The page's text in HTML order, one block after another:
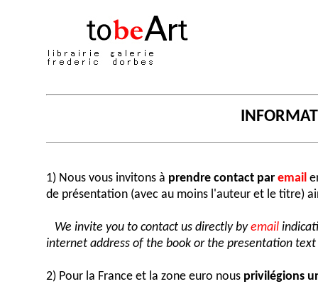
1) Nous vous invitons à prendre contact par email
de présentation (avec au moins l'auteur et le titre)
We invite you to contact us directly byemail
internet address of the book or the presentation
2) Pour la France et la zone euro nous privilégions